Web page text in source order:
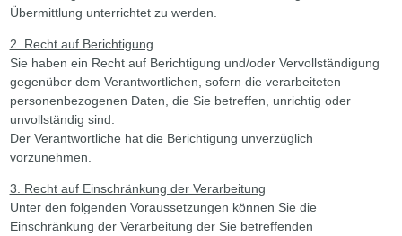
Übermittlung unterrichtet zu werden.
2. Recht auf Berichtigung
Sie haben ein Recht auf Berichtigung und/oder Vervollständigung
gegenüber dem Verantwortlichen, sofern die verarbeiteten
personenbezogenen Daten, die Sie betreffen, unrichtig oder
unvollständig sind.
Der Verantwortliche hat die Berichtigung unverzüglich
vorzunehmen.
3. Recht auf Einschränkung der Verarbeitung
Unter den folgenden Voraussetzungen können Sie die
Einschränkung der Verarbeitung der Sie betreffenden